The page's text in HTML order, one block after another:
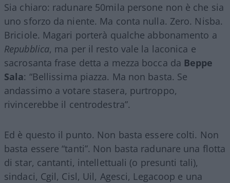
Sia chiaro: radunare 50mila persone non è che sia
uno sforzo da niente. Ma conta nulla. Zero. Nisba.
Briciole. Magari porterà qualche abbonamento a
Repubblica, ma per il resto vale la laconica e
sacrosanta frase detta a mezza bocca da Beppe
Sala: “Bellissima piazza. Ma non basta. Se
andassimo a votare stasera, purtroppo,
rivincerebbe il centrodestra”.
Ed è questo il punto. Non basta essere colti. Non
basta essere “tanti”. Non basta radunare una flotta
di star, cantanti, intellettuali (o presunti tali),
sindaci, Cgil, Cisl, Uil, Agesci, Legacoop e una